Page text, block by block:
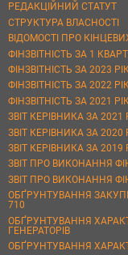
РЕДАКЦІЙНИЙ СТАТУТ
СТРУКТУРА ВЛАСНОСТІ
ВІДОМОСТІ ПРО
ФІНЗВІТНІСТЬ ЗА 1
ФІНЗВІТНІСТЬ ЗА 2023
ФІНЗВІТНІСТЬ ЗА 2022
ФІНЗВІТНІСТЬ ЗА 2021
ЗВІТ КЕРІВНИКА ЗА 2021
ЗВІТ КЕРІВНИКА ЗА 2020
ЗВІТ КЕРІВНИКА ЗА 2019
ЗВІТ ПРО ВИКОНАННЯ
ЗВІТ ПРО ВИКОНАННЯ
ОБҐРУНТУВАННЯ
710
ОБҐРУНТУВАННЯ
ГЕНЕРАТОРІВ
ОБҐРУНТУВАННЯ